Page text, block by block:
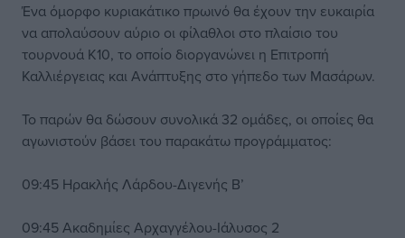
Ένα όμορφο κυριακάτικο πρωινό θα έχουν την ευκαιρία
να απολαύσουν αύριο οι φίλαθλοι στο πλαίσιο του
τουρνουά Κ10, το οποίο διοργανώνει η Επιτροπή
Καλλιέργειας και Ανάπτυξης στο γήπεδο των Μασάρων.
Το παρών θα δώσουν συνολικά 32 ομάδες, οι οποίες θα
αγωνιστούν βάσει του παρακάτω προγράμματος:
09:45 Ηρακλής Λάρδου-Διγενής Β’
09:45 Ακαδημίες Αρχαγγέλου-Ιάλυσος 2